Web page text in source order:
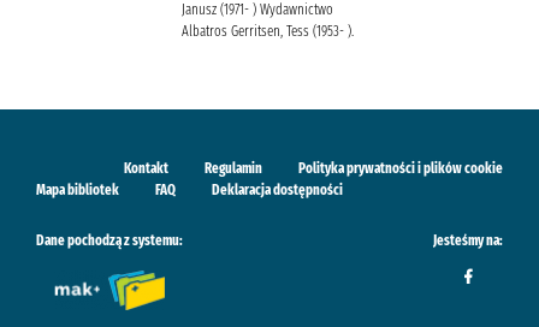
Janusz (1971- ) Wydawnictwo
Albatros Gerritsen, Tess (1953- ).
Kontakt Regulamin
Polityka prywatności i plików cookie
Mapa bibliotek
FAQ Deklaracja dostępności
Dane pochodzą z systemu: Jesteśmy na: